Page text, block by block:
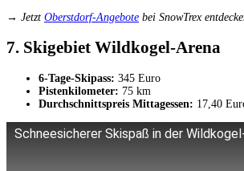
→ Jetzt Oberstdorf-Angebote bei SnowTrex
7. Skigebiet Wildkogel-Arena
6-Tage-Skipass: 345 Euro
Pistenkilometer: 75 km
Durchschnittspreis Mittagessen: 17,40
Schneesicherer Skispaß in der